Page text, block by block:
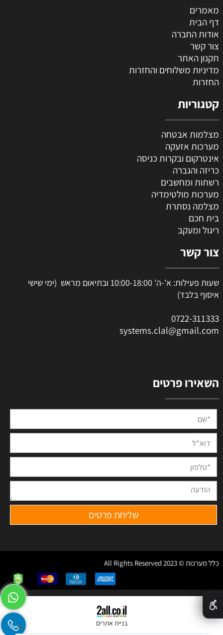
מאמרים
דף הבית
אודות החברה
צור קשר
תקנון האתר
מדיניות משלוחים והחזרות
החזרות
קטגוריות
מצלמות אבטחה
מערכות אזעקה
אינטרקום ובקרות כניסה
כריזה והגברה
רשתות ומחשבים
מערכות מולטימדיה
מצלמה נסתרת
בית חכם
ריגול ומעקב
צור קשר
שעות פעילות: א'-ה' 10:00-18:00 ובתיאום מראש (ימי שישי
איסוף בלבד)
0722-311333
systems.clal@gmail.com
השאירו פרטים
כלל מערכות © 2023 All Rights Reserved
בניית אתרים